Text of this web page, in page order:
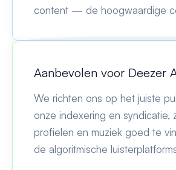
content — de hoogwaardige
Aanbevolen voor Deezer
We richten ons op het juiste
onze indexering en syndicatie,
profielen en muziek goed te
de algoritmische